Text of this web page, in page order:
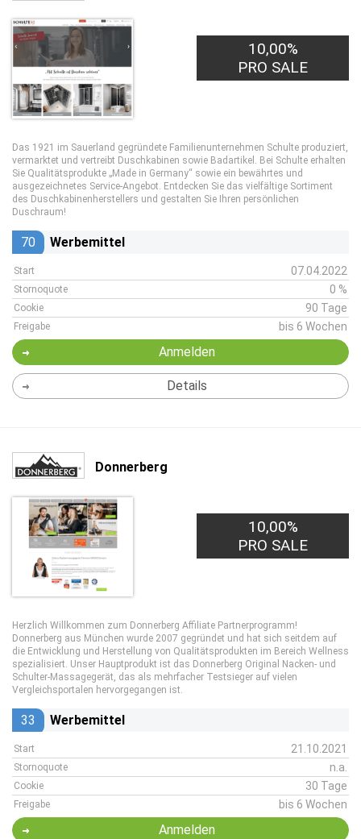
10,00%
PRO SALE
Das 1921 im Sauerland gegründete Familienunternehmen Schulte produziert,
vermarktet und vertreibt Duschkabinen sowie Badartikel. Bei Schulte erhalten
Sie Qualitätsprodukte „Made in Germany“ sowie ein bewährtes und
ausgezeichnetes Service-Angebot. Entdecken Sie das vielfältige Sortiment
des Duschkabinenherstellers und gestalten Sie Ihren persönlichen
Duschraum!
70 Werbemittel
Start 07.04.2022
Stornoquote 0 %
Cookie 90 Tage
Freigabe bis 6 Wochen
Anmelden
Details
Donnerberg
10,00%
PRO SALE
Herzlich Willkommen zum Donnerberg Affiliate Partnerprogramm!
Donnerberg aus München wurde 2007 gegründet und hat sich seitdem auf
die Entwicklung und Herstellung von Qualitätsprodukten im Bereich Wellness
spezialisiert. Unser Hauptprodukt ist das Donnerberg Original Nacken- und
Schulter-Massagegerät, das als mehrfacher Testsieger auf vielen
Vergleichsportalen hervorgegangen ist.
33 Werbemittel
Start 21.10.2021
Stornoquote n.a.
Cookie 30 Tage
Freigabe bis 6 Wochen
Anmelden